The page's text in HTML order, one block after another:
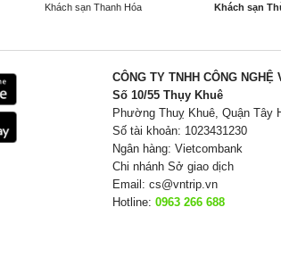
Khách sạn Thanh Hóa Khách sạn
CÔNG TY TNHH CÔNG NGHỆ
Số 10/55 Thụy Khuê
Phường Thuỵ Khuê, Quận Tây
Số tài khoản: 1023431230
Ngân hàng: Vietcombank
Chi nhánh Sở giao dịch
Email: cs@vntrip.vn
Hotline: 0963 266 688